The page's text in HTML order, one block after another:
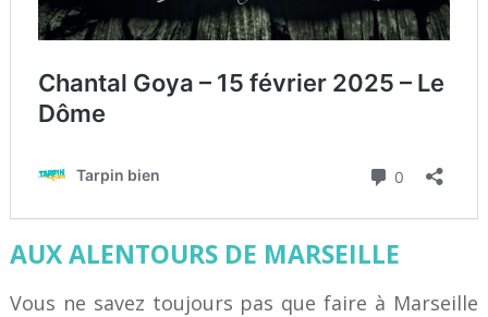
AUX ALENTOURS DE MARSEILLE
Vous ne savez toujours pas que faire à Marseille